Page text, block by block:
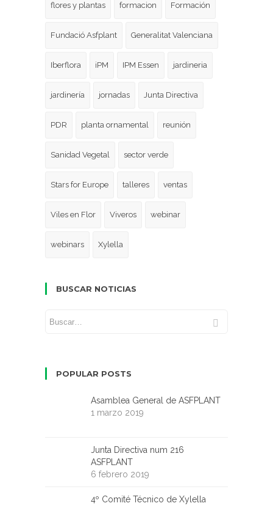
flores y plantas formacion Formación
Fundació Asfplant Generalitat Valenciana
Iberflora iPM IPM Essen jardineria
jardinería jornadas Junta Directiva
PDR planta ornamental reunión
Sanidad Vegetal sector verde
Stars for Europe talleres ventas
Viles en Flor Viveros webinar
webinars Xylella
BUSCAR NOTICIAS
POPULAR POSTS
Asamblea General de ASFPLANT
1 marzo 2019
Junta Directiva num 216
ASFPLANT
6 febrero 2019
4º Comité Técnico de Xylella